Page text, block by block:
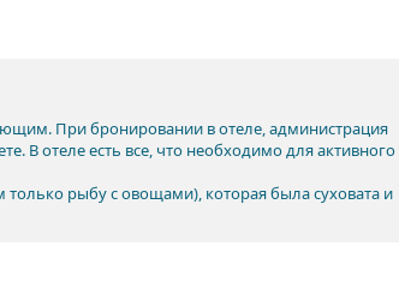
При бронировании в отеле, администрация
В отеле есть все, что необходимо для активного
рыбу с овощами), которая была суховата и